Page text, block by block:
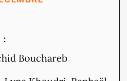
:
Bouchareb